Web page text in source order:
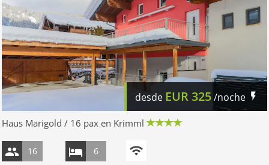
desde EUR325/noche
Haus Marigold / 16 pax en Krimml
16 6